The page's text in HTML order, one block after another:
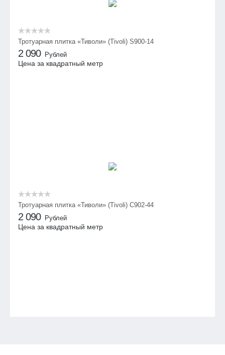
Тротуарная плитка «Тиволи» (Tivoli) S900-14
2 090 Рублей
Цена за квадратный метр
Тротуарная плитка «Тиволи» (Tivoli) С902-44
2 090 Рублей
Цена за квадратный метр